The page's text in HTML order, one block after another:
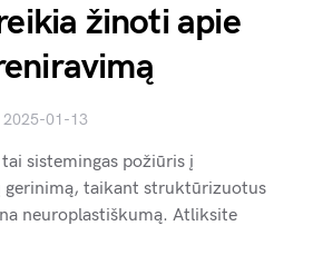
žinoti apie
2025-01-13
sistemingas požiūris į
taikant struktūrizuotus
neuroplastiškumą. Atliksite